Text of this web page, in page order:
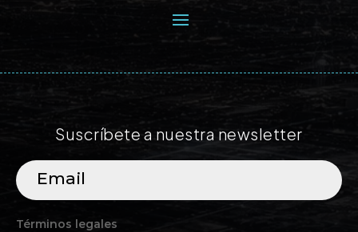
Suscríbete a nuestra newsletter
Términos legales